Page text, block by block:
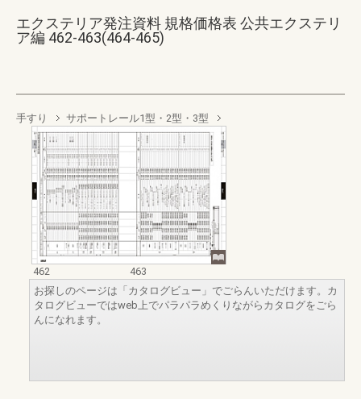
エクステリア発注資料 規格価格表 公共エクステリ
ア編 462-463(464-465)
手すり サポートレール1型・2型・3型
462
463
お探しのページは「カタログビュー」でごらんいただけます。カ
タログビューではweb上でパラパラめくりながらカタログをごら
んになれます。